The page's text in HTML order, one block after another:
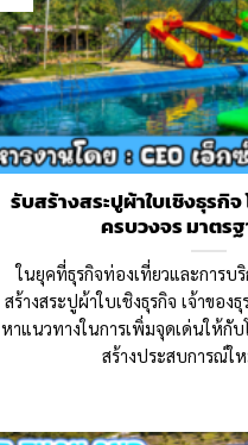
รับสร้างสระปูผ้าใบเชิงธุรกิ
ครบวงจร มาตร
ในยุคที่ธุรกิจท่องเที่ยวและการบ
สร้างสระปูผ้าใบเชิงธุรกิจ เจ้าของ
หาแนวทางในการเพิ่มจุดเด่นให้กับ
สร้างประสบการณ์ใ